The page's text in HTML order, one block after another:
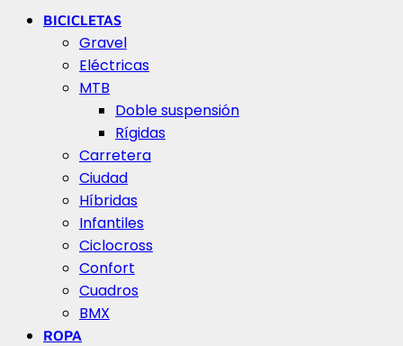
BICICLETAS
Gravel
Eléctricas
MTB
Doble suspensión
Rígidas
Carretera
Ciudad
Híbridas
Infantiles
Ciclocross
Confort
Cuadros
BMX
ROPA